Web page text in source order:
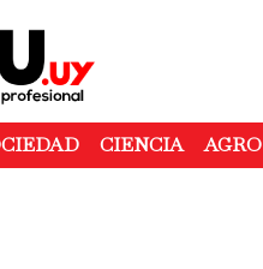
CIENCIA AGRO